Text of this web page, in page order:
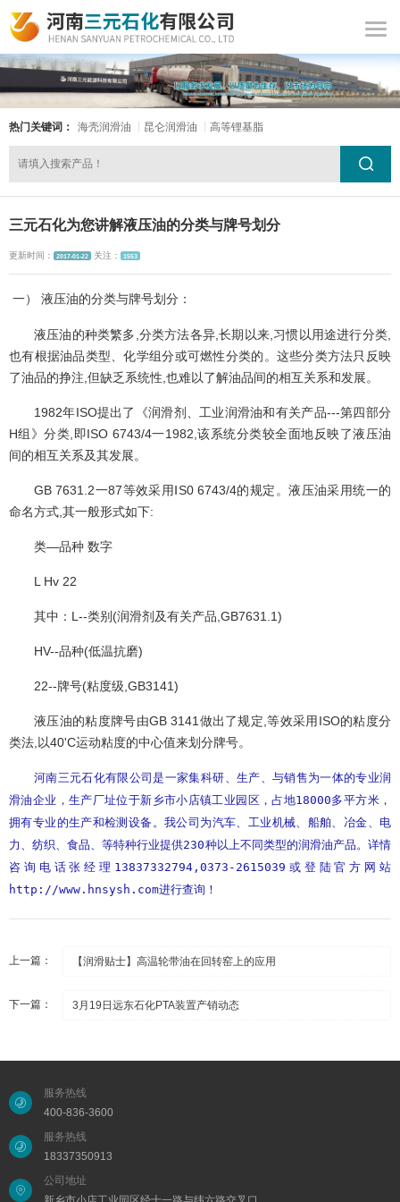
热门关键词： 海壳润滑油 昆仑润滑油 高等锂基脂
三元石化为您讲解液压油的分类与牌号划分
更新时间： 2017-01-22 关注： 1553
一） 液压油的分类与牌号划分：
液压油的种类繁多,分类方法各异,长期以来,习惯以用途进行分类,
也有根据油品类型、化学组分或可燃性分类的。这些分类方法只反映
了油品的挣注,但缺乏系统性,也难以了解油品间的相互关系和发展。
1982年ISO提出了《润滑剂、工业润滑油和有关产品---第四部分
H组》分类,即ISO 6743/4一1982,该系统分类较全面地反映了液压油
间的相互关系及其发展。
GB 7631.2一87等效采用ⅠS0 6743/4的规定。液压油采用统一的
命名方式,其一般形式如下:
类—品种 数字
L Hv 22
其中：L--类别(润滑剂及有关产品,GB7631.1)
HV--品种(低温抗磨)
22--牌号(粘度级,GB3141)
液压油的粘度牌号由GB 3141做出了规定,等效采用ISO的粘度分
类法,以40'C运动粘度的中心值来划分牌号。
河南三元石化有限公司是一家集科研、生产、与销售为一体的专业润
滑油企业，生产厂址位于新乡市小店镇工业园区，占地18000多平方米，
拥有专业的生产和检测设备。我公司为汽车、工业机械、船舶、冶金、电
力、纺织、食品、等特种行业提供230种以上不同类型的润滑油产品。详情
咨询电话张经理13837332794,0373-2615039或登陆官方网站
http://www.hnsysh.com进行查询！
上一篇： 【润滑贴士】高温轮带油在回转窑上的应用
下一篇： 3月19日远东石化PTA装置产销动态
服务热线
400-836-3600
服务热线
18337350913
公司地址